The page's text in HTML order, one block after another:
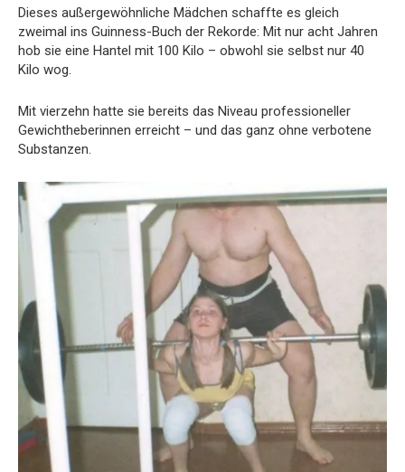
Dieses außergewöhnliche Mädchen schaffte es gleich
zweimal ins Guinness-Buch der Rekorde: Mit nur acht Jahren
hob sie eine Hantel mit 100 Kilo – obwohl sie selbst nur 40
Kilo wog.
Mit vierzehn hatte sie bereits das Niveau professioneller
Gewichtheberinnen erreicht – und das ganz ohne verbotene
Substanzen.